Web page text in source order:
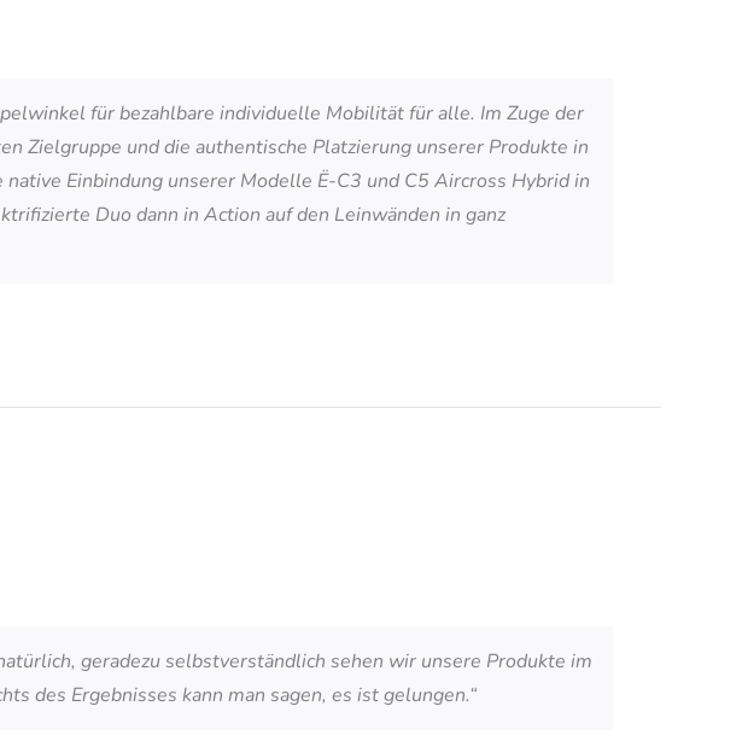
für bezahlbare individuelle Mobilität für alle. Im Zuge der
Zielgruppe und die authentische Platzierung unserer Produkte in
Einbindung unserer Modelle Ë-C3 und C5 Aircross Hybrid in
Duo dann in Action auf den Leinwänden in ganz
geradezu selbstverständlich sehen wir unsere Produkte im
des Ergebnisses kann man sagen, es ist gelungen.“